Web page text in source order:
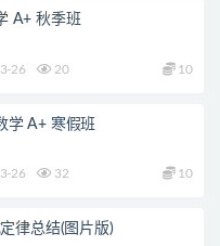
A+ 秋季班
26 20 10
学 A+ 寒假班
26 32 10
律总结(图片版)